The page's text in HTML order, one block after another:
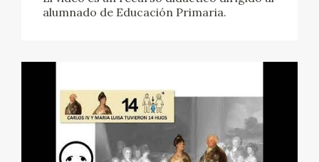
TIENDA ONLINE
alumnado de Educación Primaria.